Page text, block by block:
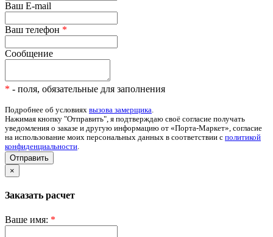
Ваш E-mail
Ваш телефон *
Сообщение
* - поля, обязательные для заполнения
Подробнее об условиях вызова замерщика.
Нажимая кнопку "Отправить", я подтверждаю своё согласие получать
уведомления о заказе и другую информацию от «Порта-Маркет», согласие
на использование моих персональных данных в соответствии с политикой
конфиденциальности.
Отправить
×
Заказать расчет
Ваше имя: *